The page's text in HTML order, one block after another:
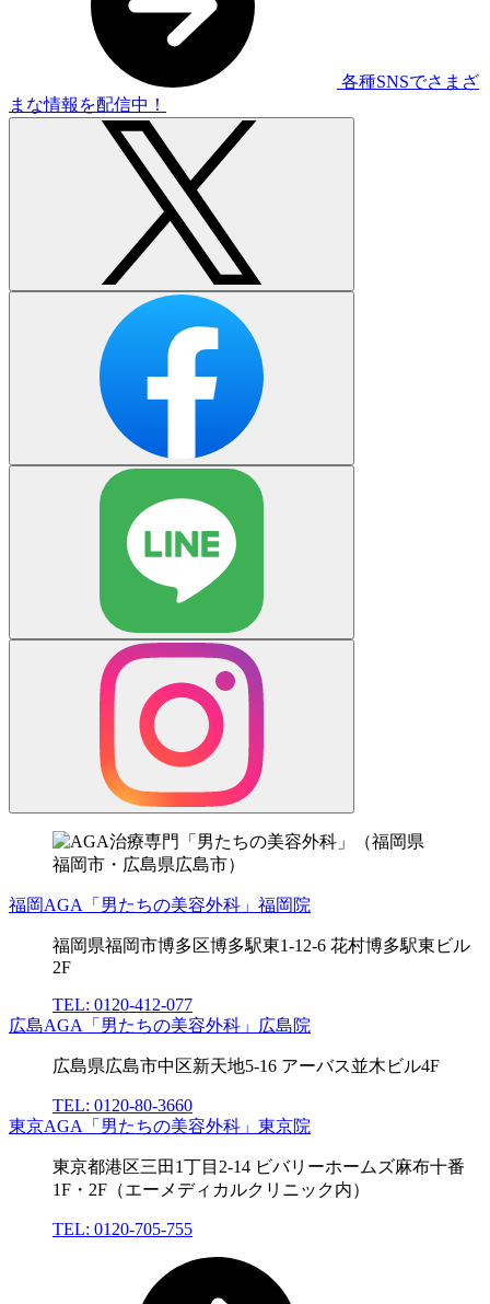
各種SNSでさまざ
まな情報を配信中！
福岡AGA「男たちの美容外科」福岡院
福岡県福岡市博多区博多駅東1-12-6 花村博多駅東ビル
2F
TEL: 0120-412-077
広島AGA「男たちの美容外科」広島院
広島県広島市中区新天地5-16 アーバス並木ビル4F
TEL: 0120-80-3660
東京AGA「男たちの美容外科」東京院
東京都港区三田1丁目2-14 ビバリーホームズ麻布十番
1F・2F（エーメディカルクリニック内）
TEL: 0120-705-755